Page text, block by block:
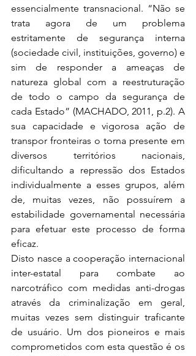
essencialmente transnacional. “Não se
trata agora de um problema
estritamente de segurança interna
(sociedade civil, instituições, governo) e
sim de responder a ameaças de
natureza global com a reestruturação
de todo o campo da segurança de
cada Estado” (MACHADO, 2011, p.2). A
sua capacidade e vigorosa ação de
transpor fronteiras o torna presente em
diversos territórios nacionais,
dificultando a repressão dos Estados
individualmente a esses grupos, além
de, muitas vezes, não possuírem a
estabilidade governamental necessária
para efetuar este processo de forma
eficaz.
Disto nasce a cooperação internacional
inter-estatal para combate ao
narcotráfico com medidas anti-drogas
através da criminalização em geral,
muitas vezes sem distinguir traficante
de usuário. Um dos pioneiros e mais
comprometidos com esta questão é os